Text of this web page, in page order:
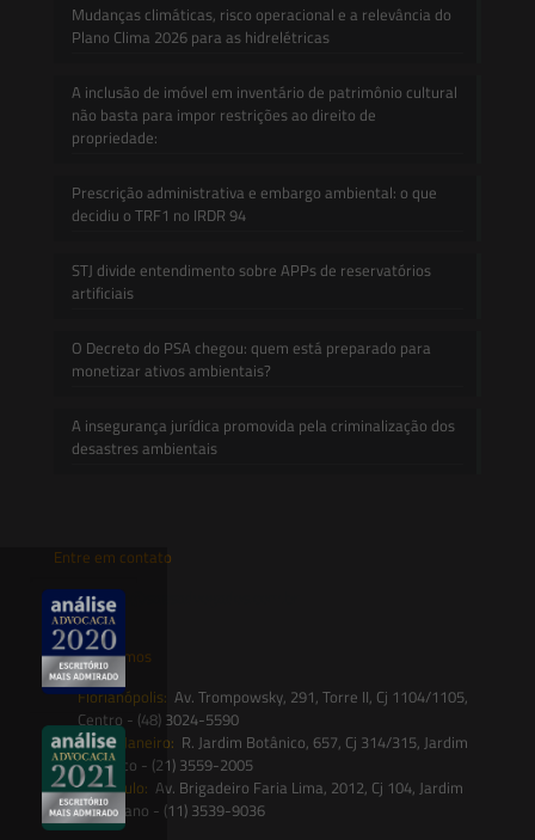
Mudanças climáticas, risco operacional e a relevância do
Plano Clima 2026 para as hidrelétricas
A inclusão de imóvel em inventário de patrimônio cultural
não basta para impor restrições ao direito de
propriedade:
Prescrição administrativa e embargo ambiental: o que
decidiu o TRF1 no IRDR 94
STJ divide entendimento sobre APPs de reservatórios
artificiais
O Decreto do PSA chegou: quem está preparado para
monetizar ativos ambientais?
A insegurança jurídica promovida pela criminalização dos
desastres ambientais
Entre em contato
contato@saesadvogados.com.br
Onde estamos
Florianópolis: Av. Trompowsky, 291, Torre II, Cj 1104/1105,
Centro - (48) 3024-5590
Rio de Janeiro: R. Jardim Botânico, 657, Cj 314/315, Jardim
Botânico - (21) 3559-2005
São Paulo: Av. Brigadeiro Faria Lima, 2012, Cj 104, Jardim
Paulistano - (11) 3539-9036